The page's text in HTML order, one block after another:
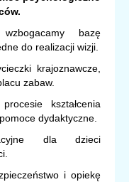
bazę
do realizacji wizji.
krajoznawcze,
zabaw.
kształcenia
dydaktyczne.
dla dzieci
i opiekę